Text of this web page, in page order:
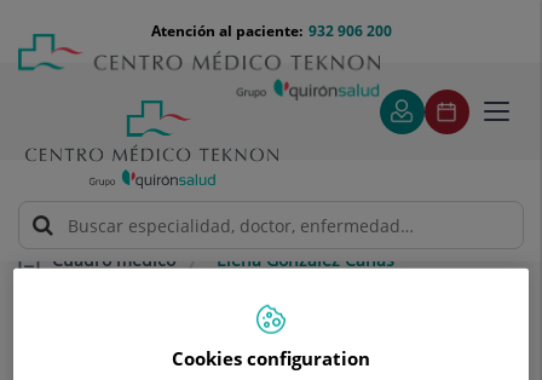
contenido
Menú
teléfono
cabecera
932 906 200
Atención al paciente:
Cuadro médico Elena González Cañas
Cookies configuration